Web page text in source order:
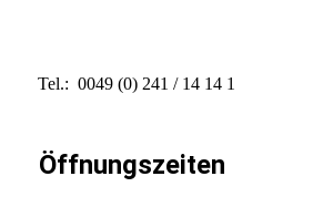
Tel.: 0049 (0) 241 / 14 14 1
Öffnungszeiten